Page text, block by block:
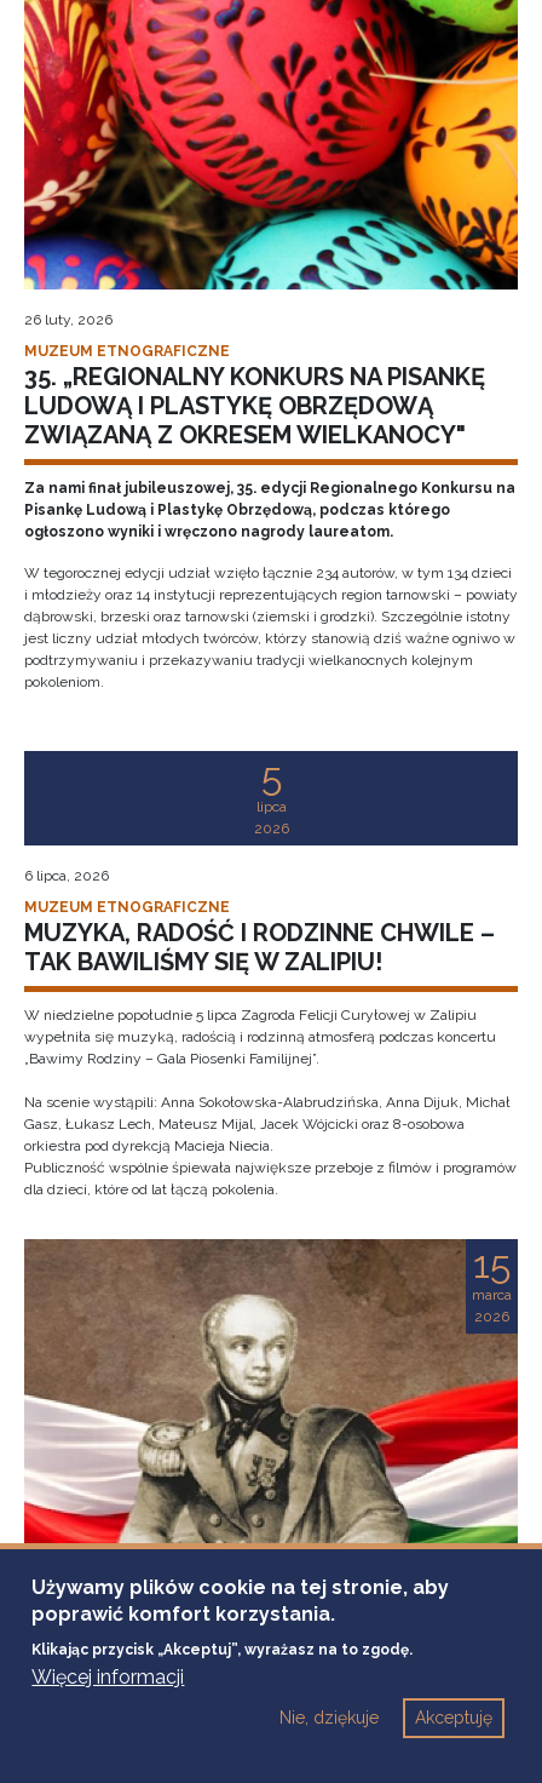
26 luty, 2026
MUZEUM ETNOGRAFICZNE
35. „REGIONALNY KONKURS NA PISANKĘ
LUDOWĄ I PLASTYKĘ OBRZĘDOWĄ
ZWIĄZANĄ Z OKRESEM WIELKANOCY"
Za nami finał jubileuszowej, 35. edycji Regionalnego Konkursu na
Pisankę Ludową i Plastykę Obrzędową, podczas którego
ogłoszono wyniki i wręczono nagrody laureatom.
W tegorocznej edycji udział wzięło łącznie 234 autorów, w tym 134 dzieci
i młodzieży oraz 14 instytucji reprezentujących region tarnowski – powiaty
dąbrowski, brzeski oraz tarnowski (ziemski i grodzki). Szczególnie istotny
jest liczny udział młodych twórców, którzy stanowią dziś ważne ogniwo w
podtrzymywaniu i przekazywaniu tradycji wielkanocnych kolejnym
pokoleniom.
5
lipca
2026
6 lipca, 2026
MUZEUM ETNOGRAFICZNE
MUZYKA, RADOŚĆ I RODZINNE CHWILE –
TAK BAWILIŚMY SIĘ W ZALIPIU!
W niedzielne popołudnie 5 lipca Zagroda Felicji Curyłowej w Zalipiu
wypełniła się muzyką, radością i rodzinną atmosferą podczas koncertu
„Bawimy Rodziny – Gala Piosenki Familijnej”.
Na scenie wystąpili: Anna Sokołowska-Alabrudzińska, Anna Dijuk, Michał
Gasz, Łukasz Lech, Mateusz Mijal, Jacek Wójcicki oraz 8-osobowa
orkiestra pod dyrekcją Macieja Niecia.
Publiczność wspólnie śpiewała największe przeboje z filmów i programów
dla dzieci, które od lat łączą pokolenia.
15
marca
2026
Używamy plików cookie na tej stronie, aby
poprawić komfort korzystania.
Klikając przycisk „Akceptuj”, wyrażasz na to zgodę.
Więcej informacji
Akceptuję
Nie, dziękuje